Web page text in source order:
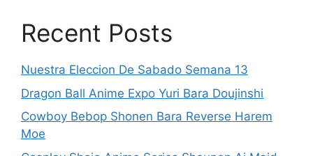
Recent Posts
Nuestra Eleccion De Sabado Semana 13
Dragon Ball Anime Expo Yuri Bara Doujinshi
Cowboy Bebop Shonen Bara Reverse Harem
Moe